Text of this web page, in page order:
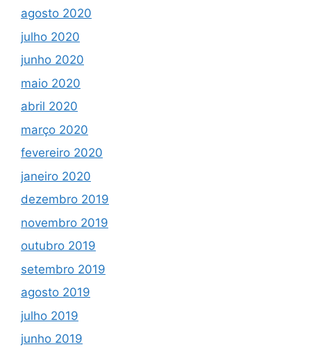
agosto 2020
julho 2020
junho 2020
maio 2020
abril 2020
março 2020
fevereiro 2020
janeiro 2020
dezembro 2019
novembro 2019
outubro 2019
setembro 2019
agosto 2019
julho 2019
junho 2019